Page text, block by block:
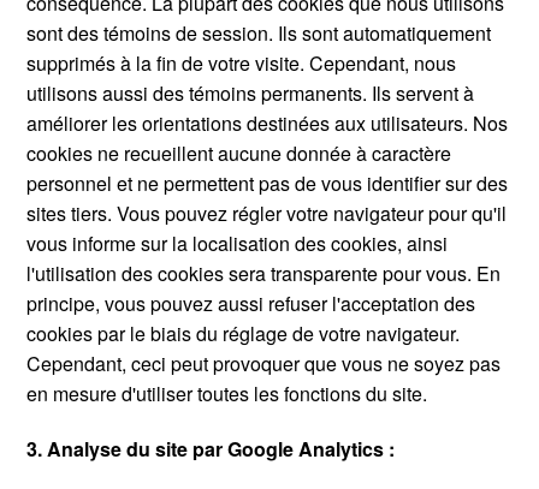
sont des témoins de session. Ils sont automatiquement
supprimés à la fin de votre visite. Cependant, nous
utilisons aussi des témoins permanents. Ils servent à
améliorer les orientations destinées aux utilisateurs. Nos
cookies ne recueillent aucune donnée à caractère
personnel et ne permettent pas de vous identifier sur des
sites tiers. Vous pouvez régler votre navigateur pour qu'il
vous informe sur la localisation des cookies, ainsi
l'utilisation des cookies sera transparente pour vous. En
principe, vous pouvez aussi refuser l'acceptation des
cookies par le biais du réglage de votre navigateur.
Cependant, ceci peut provoquer que vous ne soyez pas
en mesure d'utiliser toutes les fonctions du site.
3. Analyse du site par Google Analytics :